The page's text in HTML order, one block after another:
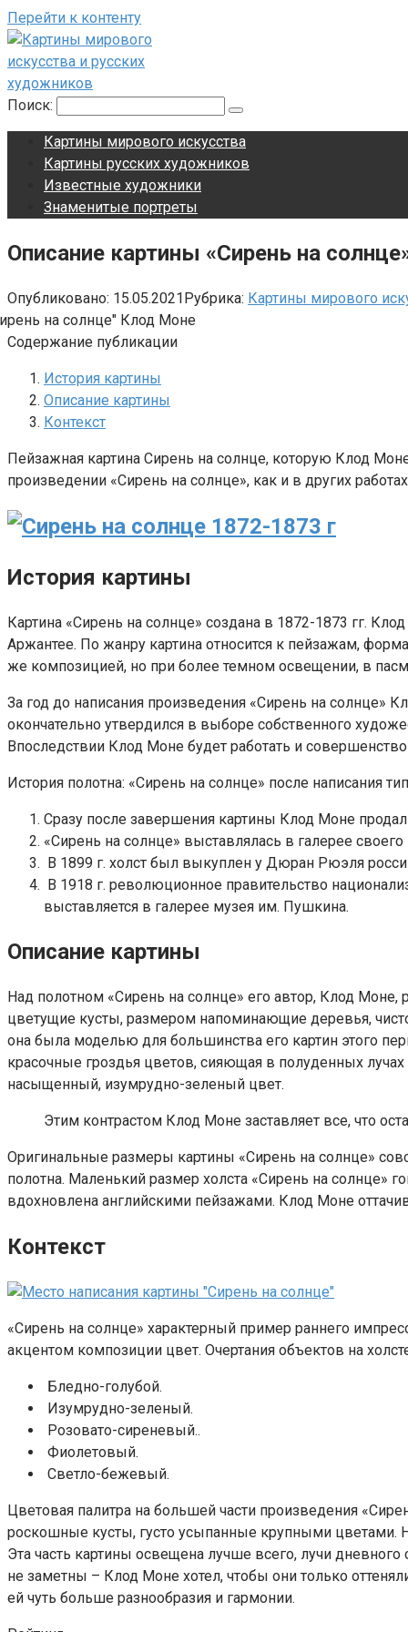
Перейти к контенту
Поиск:
Картины мирового искусства
Картины русских художников
Известные художники
Знаменитые портреты
Описание картины «Сирень на
Опубликовано: 15.05.2021Рубрика: Картины мирового
Содержание публикации
История картины
Описание картины
Контекст
Пейзажная картина Сирень на солнце, которую Клод
произведении «Сирень на солнце», как и в других
История картины
Картина «Сирень на солнце» создана в 1872-1873 гг.
Аржантее. По жанру картина относится к пейзажам,
же композицией, но при более темном освещении, в
За год до написания произведения «Сирень на солнце»
окончательно утвердился в выборе собственного
Впоследствии Клод Моне будет работать и
История полотна: «Сирень на солнце» после написания
Сразу после завершения картины Клод Моне
«Сирень на солнце» выставлялась в галерее
В 1899 г. холст был выкуплен у Дюран Рюэля
В 1918 г. революционное правительство
выставляется в галерее музея им. Пушкина.
Описание картины
Над полотном «Сирень на солнце» его автор, Клод
цветущие кусты, размером напоминающие деревья,
она была моделью для большинства его картин этого
красочные гроздья цветов, сияющая в полуденных
насыщенный, изумрудно-зеленый цвет.
Этим контрастом Клод Моне заставляет все, что
Оригинальные размеры картины «Сирень на солнце»
полотна. Маленький размер холста «Сирень на солнце»
вдохновлена английскими пейзажами. Клод Моне
Контекст
«Сирень на солнце» характерный пример раннего
акцентом композиции цвет. Очертания объектов на
Бледно-голубой.
Изумрудно-зеленый.
Розовато-сиреневый..
Фиолетовый.
Светло-бежевый.
Цветовая палитра на большей части произведения
роскошные кусты, густо усыпанные крупными цветами.
Эта часть картины освещена лучше всего, лучи
не заметны – Клод Моне хотел, чтобы они только
ей чуть больше разнообразия и гармонии.